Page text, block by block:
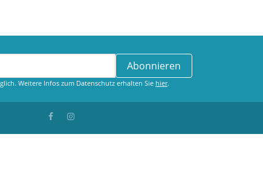
Abonnieren
Weitere Infos zum Datenschutz erhalten Sie hier.